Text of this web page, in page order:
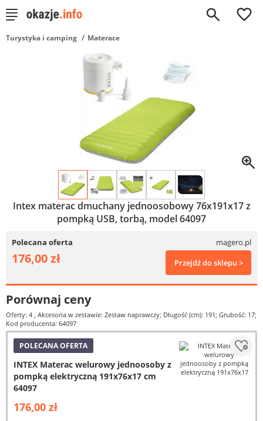
0
Turystyka i camping Materace
Intex materac dmuchany jednoosobowy 76x191x17 z
pompką USB, torbą, model 64097
Polecana oferta magero.pl
176,00 zł Przejdź do sklepu >
Porównaj ceny
Oferty: 4 , Akcesoria w zestawie: Zestaw naprawczy; Długość (cm): 191; Grubość: 17;
Kod producenta: 64097
POLECANA OFERTA
INTEX Materac welurowy jednoosoby z
pompką elektryczną 191x76x17 cm
64097
176,00 zł